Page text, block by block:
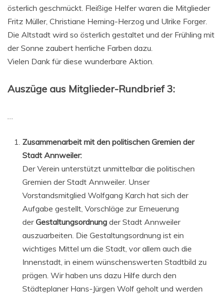
österlich geschmückt. Fleißige Helfer waren die Mitglieder
Fritz Müller, Christiane Heming-Herzog und Ulrike Forger.
Die Altstadt wird so österlich gestaltet und der Frühling mit
der Sonne zaubert herrliche Farben dazu.
Vielen Dank für diese wunderbare Aktion.
Auszüge aus Mitglieder-Rundbrief 3:
Zusammenarbeit mit den politischen Gremien der
Stadt Annweiler:
Der Verein unterstützt unmittelbar die politischen
Gremien der Stadt Annweiler. Unser
Vorstandsmitglied Wolfgang Karch hat sich der
Aufgabe gestellt, Vorschläge zur Erneuerung
derGestaltungsordnung der Stadt Annweiler
auszuarbeiten. Die Gestaltungsordnung ist ein
wichtiges Mittel um die Stadt, vor allem auch die
Innenstadt, in einem wünschenswerten Stadtbild zu
prägen. Wir haben uns dazu Hilfe durch den
Städteplaner Hans-Jürgen Wolf geholt und werden